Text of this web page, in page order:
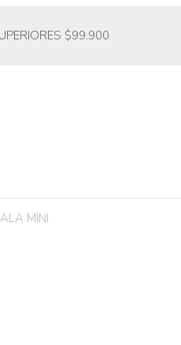
$99.900
MINI